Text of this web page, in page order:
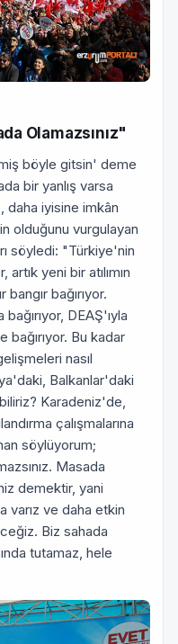
Olamazsınız"
böyle gitsin' deme
bir yanlış varsa
iyisine imkân
olduğunu vurgulayan
söyledi: "Türkiye'nin
artık yeni bir atılımın
bangır bağırıyor.
DEAŞ'ıyla
bağırıyor. Bu kadar
nasıl
Balkanlar'daki
Karadeniz'de,
çalışmalarına
söylüyorum;
Masada
demektir, yani
varız ve daha etkin
Biz sahada
tutamaz, hele